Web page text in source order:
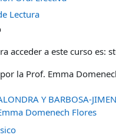
Lectura
acceder a este curso es:
la Prof. Emma
Y BARBOSA-
Domenech Flores